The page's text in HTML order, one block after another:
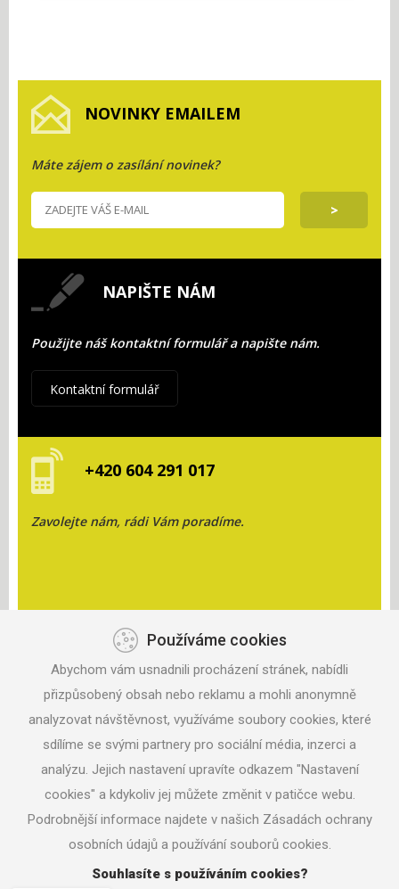
NOVINKY EMAILEM
Máte zájem o zasílání novinek?
NAPIŠTE NÁM
Použijte náš kontaktní formulář a napište nám.
Kontaktní formulář
+420 604 291 017
Zavolejte nám, rádi Vám poradíme.
ANISPORT, S.R.O.
ZAHRADNÍ 330
687 06 VELEHRAD
TEL: +420 604 291 017
MAIL:ANISPORT@SEZNAM.CZ
NASTAVENÍ COOKIES
Používáme cookies
Abychom vám usnadnili procházení stránek, nabídli
přizpůsobený obsah nebo reklamu a mohli anonymně
analyzovat návštěvnost, využíváme soubory cookies, které
sdílíme se svými partnery pro sociální média, inzerci a
analýzu. Jejich nastavení upravíte odkazem "Nastavení
cookies" a kdykoliv jej můžete změnit v patičce webu.
Podrobnější informace najdete v našich Zásadách ochrany
osobních údajů a používání souborů cookies.
Souhlasíte s používáním cookies?